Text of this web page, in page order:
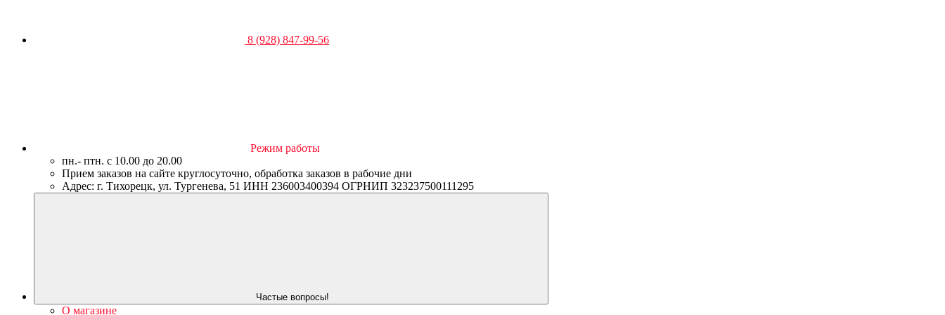
8 (928) 847-99-56
Режим работы
пн.- птн. c 10.00 до 20.00
Прием заказов на сайте круглосуточно, обработка заказов в рабочие дни
Адрес: г. Тихорецк, ул. Тургенева, 51 ИНН 236003400394 ОГРНИП 323237500111295
Частые вопросы!
О магазине